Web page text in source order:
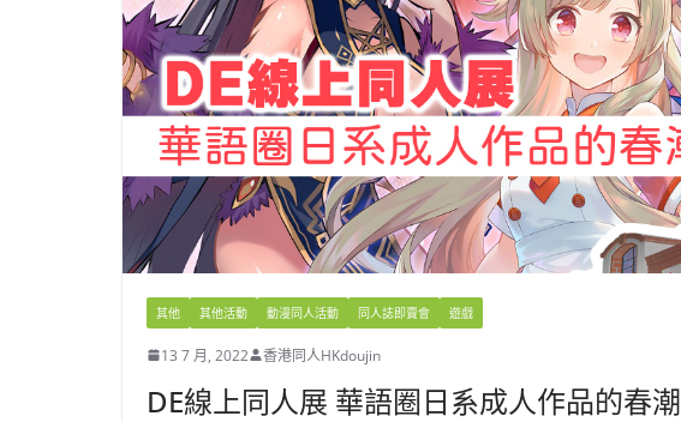
其他 其他活動 動漫同人活動 同人誌即賣會 遊戲
13 7 月, 2022 香港同人HKdoujin
DE線上同人展 華語圈日系成人作品的春潮